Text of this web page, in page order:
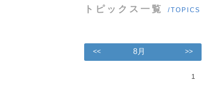
トピックス一覧 /TOPICS
<< 8月 >>
1